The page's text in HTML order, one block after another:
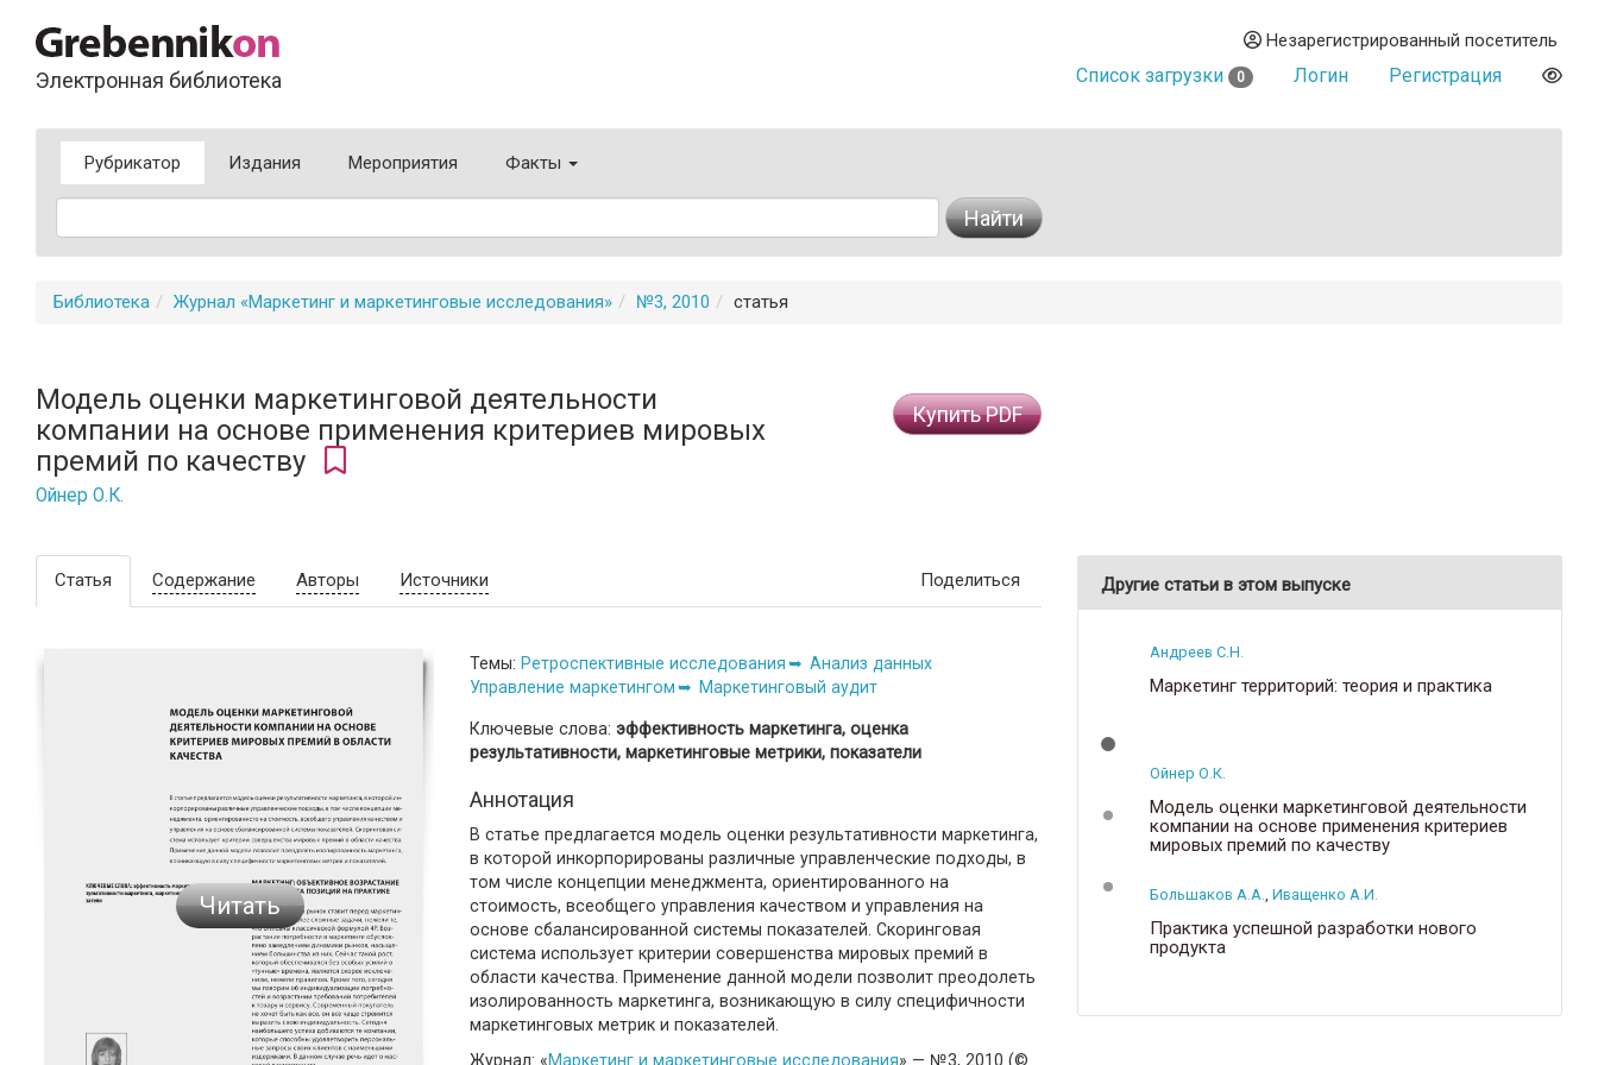
Электронная библиотека
Незарегистрированный посетитель
Список загрузки 0 Логин Регистрация
Рубрикатор Издания Мероприятия Факты
Найти
Библиотека Журнал «Маркетинг и маркетинговые исследования» №3, 2010 статья
Модель оценки маркетинговой деятельности
компании на основе применения критериев мировых
премий по качеству
Ойнер О.К.
Купить PDF
Статья Содержание Авторы Источники Поделиться
Читать
Темы: Ретроспективные исследования
Анализ данных
Управление маркетингом
Маркетинговый аудит
Ключевые слова: эффективность маркетинга, оценка
результативности, маркетинговые метрики, показатели
Аннотация
В статье предлагается модель оценки результативности маркетинга,
в которой инкорпорированы различные управленческие подходы, в
том числе концепции менеджмента, ориентированного на
стоимость, всеобщего управления качеством и управления на
основе сбалансированной системы показателей. Скоринговая
система использует критерии совершенства мировых премий в
области качества. Применение данной модели позволит преодолеть
изолированность маркетинга, возникающую в силу специфичности
маркетинговых метрик и показателей.
Журнал: «Маркетинг и маркетинговые исследования» — №3, 2010 (©
Другие статьи в этом выпуске
Андреев С.Н.
Маркетинг территорий: теория и практика
Ойнер О.К.
Модель оценки маркетинговой деятельности
компании на основе применения критериев
мировых премий по качеству
Большаков А.А., Иващенко А.И.
Практика успешной разработки нового
продукта